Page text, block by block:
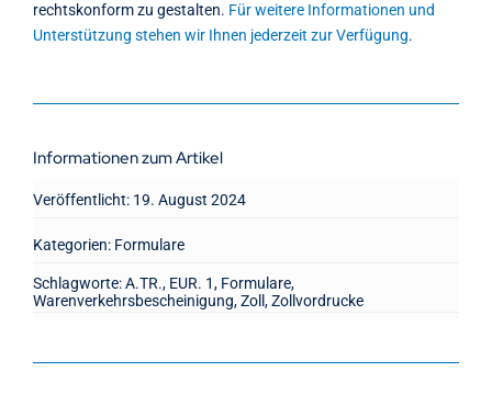
rechtskonform zu gestalten. Für weitere Informationen und
Unterstützung stehen wir Ihnen jederzeit zur Verfügung.
Informationen zum Artikel
Veröffentlicht: 19. August 2024
Kategorien: Formulare
Schlagworte:A.TR., EUR. 1, Formulare,
Warenverkehrsbescheinigung,Zoll ,Zollvordrucke